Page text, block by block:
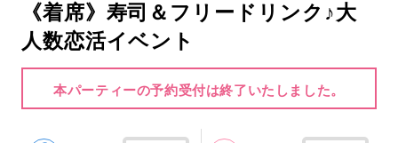
《着席》寿司＆フリードリンク♪大
人数恋活イベント
本パーティーの予約受付は終了いたしました。